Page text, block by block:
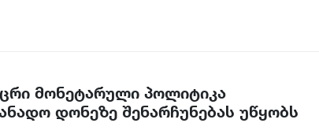
მონეტარული პოლიტიკა
დონეზე შენარჩუნებას უწყობს